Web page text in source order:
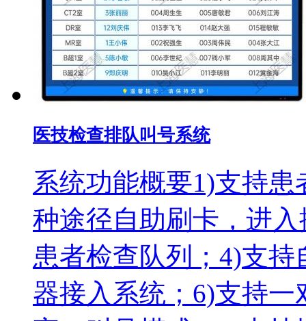
医技检查排队叫号系统
系统功能概要1)支持
种途径自助刷卡，进
患者检查队列；4)支
器接入系统；6)支持